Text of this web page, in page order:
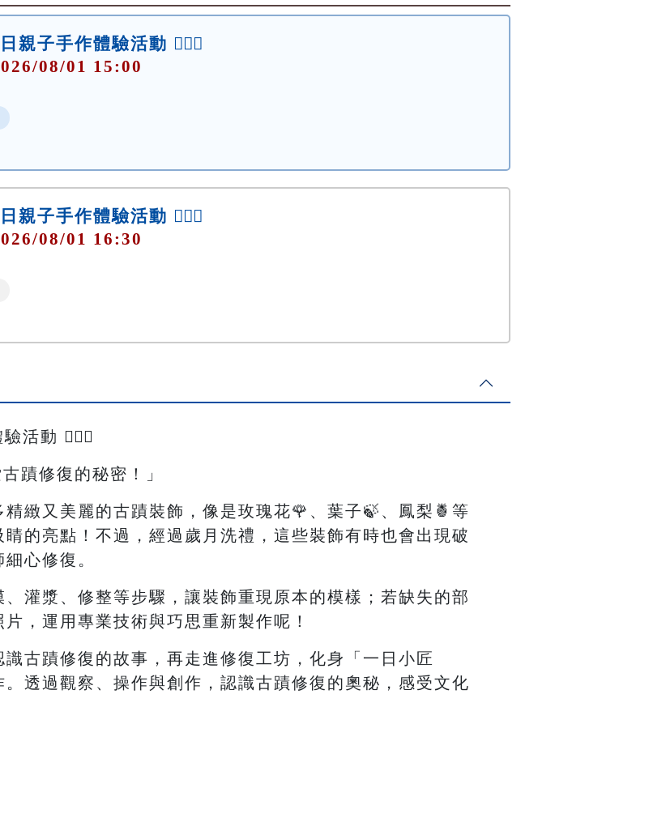
親子手作體驗活動 👷🏻‍♀️
08/01 15:00
親子手作體驗活動 👷🏻‍♀️
08/01 16:30
活動 👷🏻‍♀️
蹟修復的秘密！」
緻又美麗的古蹟裝飾，像是玫瑰花🌹、葉子🍃、鳳梨🍍等
的亮點！不過，經過歲月洗禮，這些裝飾有時也會出現破
心修復。
灌漿、修整等步驟，讓裝飾重現原本的模樣；若缺失的部
，運用專業技術與巧思重新製作呢！
古蹟修復的故事，再走進修復工坊，化身「一日小匠
透過觀察、操作與創作，認識古蹟修復的奧秘，感受文化